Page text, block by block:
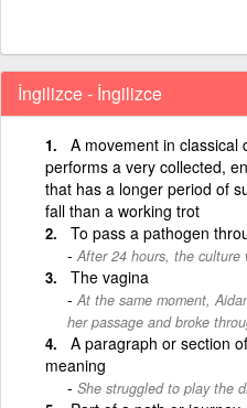
İngilizce - İngilizce
A movement in classical
performs a very collected,
that has a longer period of
fall than a working trot
To pass a pathogen
After 24 hours, the culture
The vagina
At the same moment,
her passage and broke
A paragraph or section
meaning
She struggled to play the